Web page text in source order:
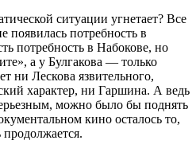
ситуации угнетает? Все
появилась потребность в
потребность в Набокове, но
а у Булгакова — только
ни Лескова язвительного,
характер, ни Гаршина. А ведь
можно было бы поднять
кино осталось то,